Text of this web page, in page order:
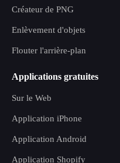
Créateur de PNG
Enlèvement d'objets
Flouter l'arrière-plan
Applications gratuites
Sur le Web
Application iPhone
Application Android
Application Shopify